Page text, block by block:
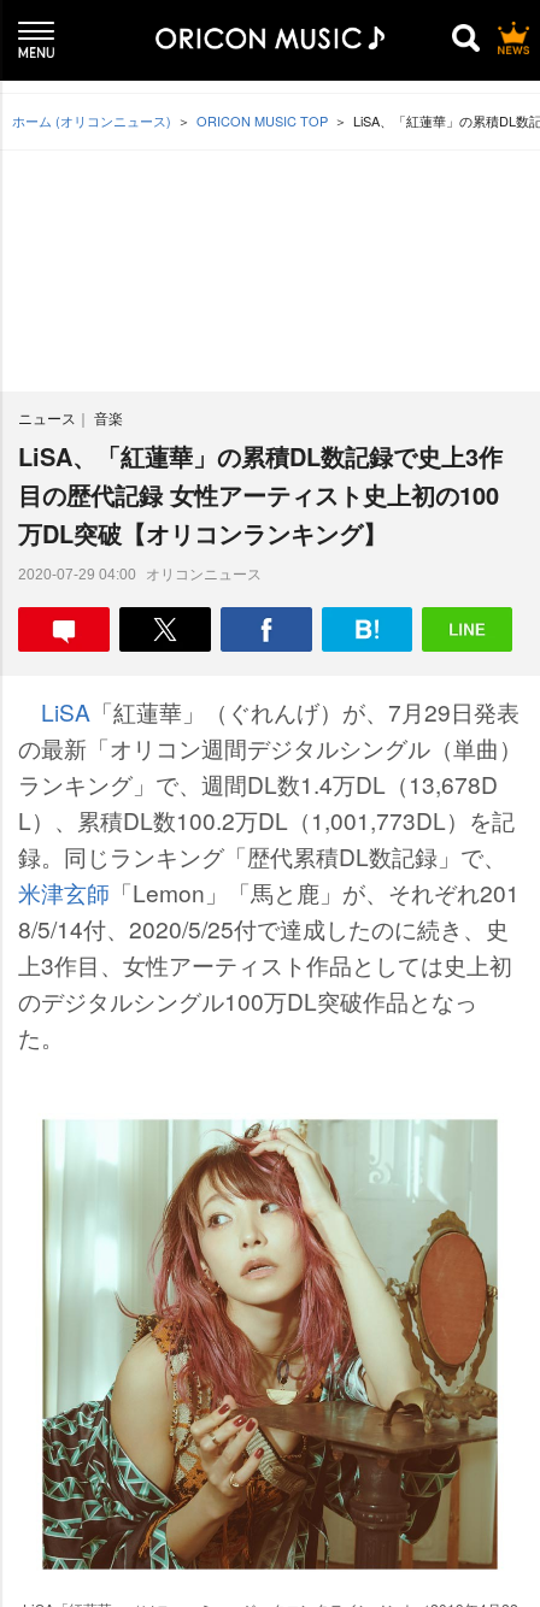
ホーム (オリコンニュース) ORICON MUSIC TOP LiSA、「紅蓮華」の累積DL数
ニュース 音楽
LiSA、「紅蓮華」の累積DL数記録で史上3作
目の歴代記録 女性アーティスト史上初の100
万DL突破【オリコンランキング】
2020-07-29 04:00 オリコンニュース
LiSA 「紅蓮華」（ぐれんげ）が、7月29日発表
の最新「オリコン週間デジタルシングル（単曲）
ランキング」で、週間DL数1.4万DL（13,678D
L）、累積DL数100.2万DL（1,001,773DL）を記
録。同じランキング「歴代累積DL数記録」で、
米津玄師 「Lemon」「馬と鹿」が、それぞれ201
8/5/14付、2020/5/25付で達成したのに続き、史
上3作目、女性アーティスト作品としては史上初
のデジタルシングル100万DL突破作品となっ
た。